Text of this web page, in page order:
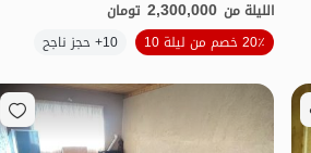
الموقع على الخريطة
منظر جميل شفة الماء بات نواز
الليلة من 2,300,000 تومان
20٪ خصم من ليلة 10
10+ حجز ناجح